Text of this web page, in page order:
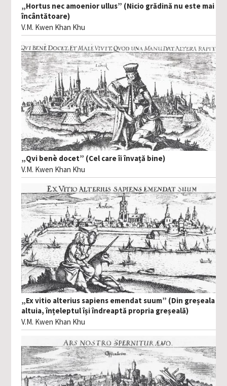
„Hortus nec amoenior ullus” (Nicio grădină nu este mai
încântătoare)
V.M. Kwen Khan Khu
„Qvi benè docet” (Cel care îi învață bine)
V.M. Kwen Khan Khu
„Ex vitio alterius sapiens emendat suum” (Din greșeala
altuia, înțeleptul își îndreaptă propria greșeală)
V.M. Kwen Khan Khu